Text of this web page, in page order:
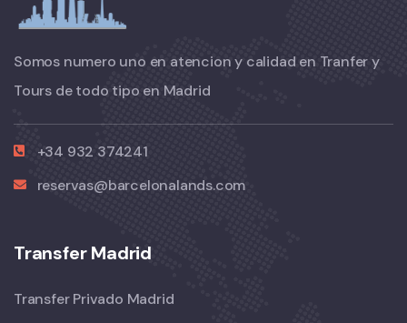
Somos numero uno en atencion y calidad en Tranfer y
Tours de todo tipo en Madrid
+34 932 374241
reservas@barcelonalands.com
Transfer Madrid
Transfer Privado Madrid